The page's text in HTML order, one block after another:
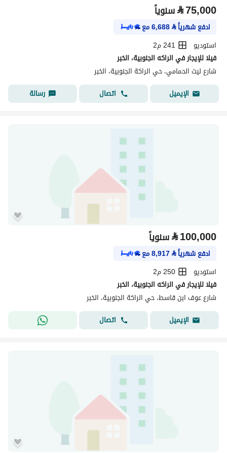
⃁75,000 سنوياً
ادفع شهرياً⃁
6,688مع
استوديو
241 م2
فيلا للإيجار في الراكه الجنوبية، الخبر
شارع ليث الحمامي، حي الراكة الجنوبية، الخبر
الإيميل
اتصال رسالة
⃁100,000 سنوياً
ادفع شهرياً⃁
8,917مع
استوديو
250 م2
فيلا للإيجار في الراكه الجنوبية، الخبر
شارع عوف ابن قاسط، حي الراكة الجنوبية، الخبر
الإيميل
اتصال